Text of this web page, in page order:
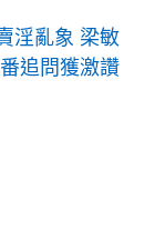
淫亂象 梁敏
追問獲激讚